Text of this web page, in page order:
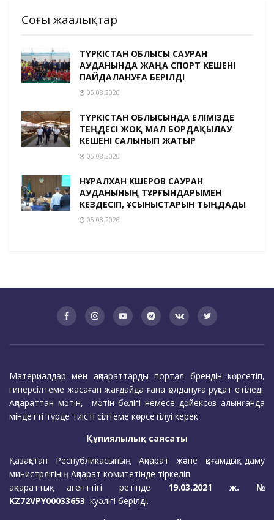
Соңғы жаңалықтар
ТҮРКІСТАН ОБЛЫСЫ САУРАН
АУДАНЫНДА ЖАҢА СПОРТ КЕШЕНІ
ПАЙДАЛАНУҒА БЕРІЛДІ
05.08.2026
ТҮРКІСТАН ОБЛЫСЫНДА ЕЛІМІЗДЕ
ТЕҢДЕСІ ЖОҚ МАЛ БОРДАҚЫЛАУ
КЕШЕНІ САЛЫНЫП ЖАТЫР
05.08.2026
НҰРАЛХАН КӨШЕРОВ САУРАН
АУДАНЫНЫҢ ТҰРҒЫНДАРЫМЕН
КЕЗДЕСІП, ҰСЫНЫСТАРЫН ТЫҢДАДЫ
05.08.2026
Материалдар мен ақпараттарды портал брендін көрсетіп,
гиперсілтеме жасаған жағдайда ғана қолдануға рұқсат етіледі.
Ақпараттан мәтін, мәтін бөлігі немесе дәйексөз алынғанда
міндетті түрде тиісті сілтеме көрсетілуі керек.
Құпиялылық саясаты
Қазақстан Республикасының Ақпарат және қоғамдық даму
министрлігінің Ақпарат комитетінде тіркеліп
ақпараттық агенттігі ретінде 19.03.2021 ж. №
KZ72VPY00033653 куәлігі берілді.